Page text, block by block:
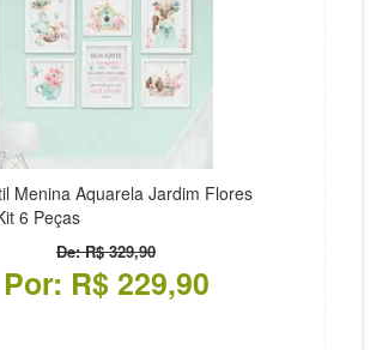
Menina Aquarela Jardim Flores
6 Peças
De: R$ 329,90
Por: R$ 229,90